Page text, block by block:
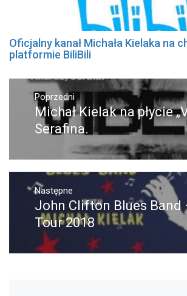
Oficjalny kanał Michała Kielaka na
platformie BiliBili
Nawigacja
wpisuPoprzedni
Poprzedni
wpis:
Michał Kielak na płycie
Serafina.
Następne
Następny
post:
John Clifton Blues Band
Tour 2018